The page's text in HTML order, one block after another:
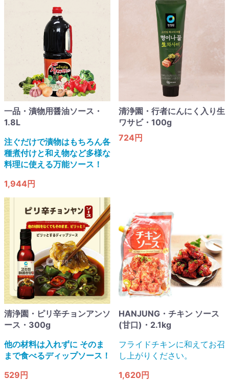
一品・漬物用醤油ソース・
1.8L
注ぐだけで漬物はもちろん各
種煮付けと和え物など多様な
料理に使える万能ソース！
1,944円
清浄園・行者にんにく入り生
ワサビ・100g
724円
清浄園・ピリ辛チョンアンソ
ース・300g
他の材料は入れずに そのま
まで食べるディップソース！
529円
HANJUNG・チキン ソース
(甘口)・2.1kg
フライドチキンに和えてお召
し上がりください。
1,620円